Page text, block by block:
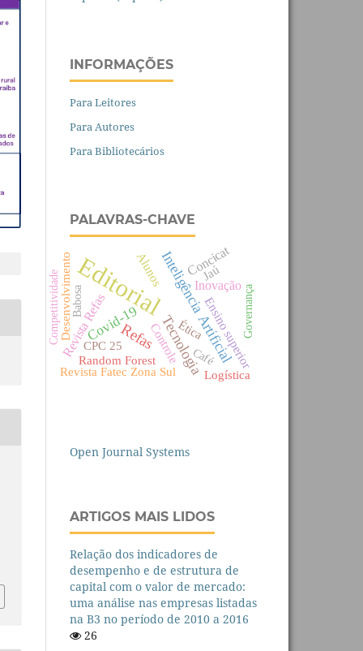
INFORMAÇÕES
Para Leitores
Para Autores
Para Bibliotecários
PALAVRAS-CHAVE
Editorial
RefasInteligência Artificial
Tecnologia
Covid-19
Revista Refas
Inovação
Concicat
CPC 25
Jaú
Alunos
Random Forest
Revista Fatec Zona Sul
Desenvolvimento Ensino superior
ControleÉtica
Logística
Babosa
Competitividade
Café
Governança
Open Journal Systems
ARTIGOS MAIS LIDOS
Relação dos indicadores de
desempenho e de estrutura de
capital com o valor de mercado:
uma análise nas empresas listadas
na B3 no período de 2010 a 2016
26